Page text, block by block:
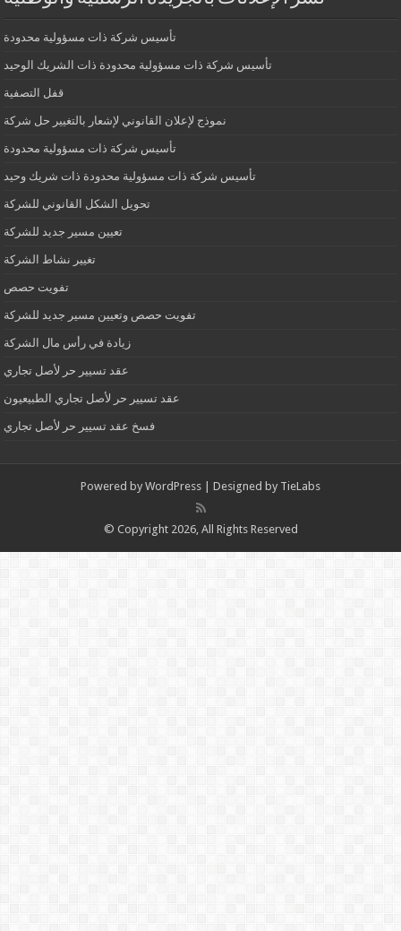
تأسيس شركة ذات مسؤولية محدودة
تأسيس شركة ذات مسؤولية محدودة ذات الشريك الوحيد
قفل التصفية
نموذج لإعلان القانوني لإشعار بالتغيير حل شركة
تأسيس شركة ذات مسؤولية محدودة
تأسيس شركة ذات مسؤولية محدودة ذات شريك وحيد
تحويل الشكل القانوني للشركة
تعيين مسير جديد للشركة
تغيير نشاط الشركة
تفويت حصص
تفويت حصص وتعيين مسير جديد للشركة
زيادة في رأس مال الشركة
عقد تسيير حر لأصل تجاري
عقد تسيير حر لأصل تجاري الطبيعيون
فسخ عقد تسيير حر لأصل تجاري
Powered by WordPress | Designed by TieLabs
© Copyright 2026, All Rights Reserved